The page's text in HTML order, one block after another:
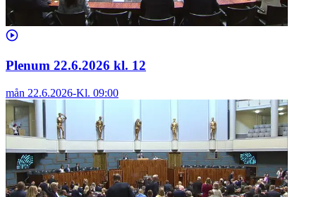
Plenum 22.6.2026 kl. 12
mån 22.6.2026-Kl. 09:00